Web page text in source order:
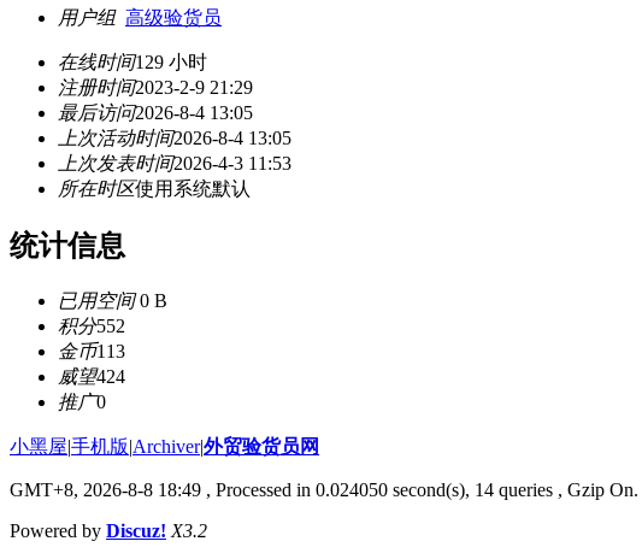
用户组 高级验货员
在线时间129 小时
注册时间2023-2-9 21:29
最后访问2026-8-4 13:05
上次活动时间2026-8-4 13:05
上次发表时间2026-4-3 11:53
所在时区使用系统默认
统计信息
已用空间0 B
积分552
金币113
威望424
推广0
小黑屋|手机版|Archiver|外贸验货员网
GMT+8, 2026-8-8 18:49 , Processed in 0.024050 second(s), 14 queries , Gzip On.
Powered by Discuz! X3.2